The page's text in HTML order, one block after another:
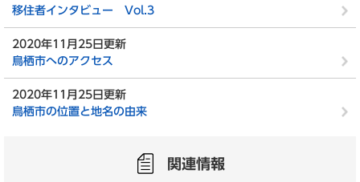
移住者インタビュー Vol.3
2020年11月25日更新
鳥栖市へのアクセス
2020年11月25日更新
鳥栖市の位置と地名の由来
関連情報